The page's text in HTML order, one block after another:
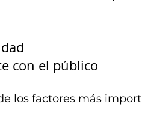
con el público
los factores más